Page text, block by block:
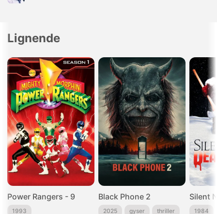
Lignende
Power Rangers - 9
1993
Black Phone 2
2025 gyser thriller 1984